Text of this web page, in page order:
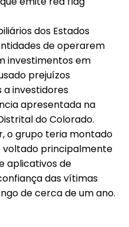
dos Estados
de operarem
investimentos em
prejuízos
a investidores
apresentada na
do Colorado.
o grupo teria montado
voltado principalmente
aplicativos de
das vítimas
de cerca de um ano.